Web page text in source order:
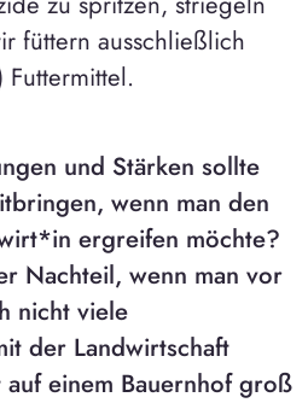
füttern ausschließlich
und Stärken sollte
wenn man den
ergreifen möchte?
Nachteil, wenn man vor
nicht viele
der Landwirtschaft
einem Bauernhof groß